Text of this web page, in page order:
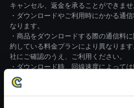
キャンセル、返金を承ることができませ
・ダウンロードやご利用時にかかる通
なります。
・商品をダウンロードする際の通信料
約している料金プランにより異なりま
社にご確認のうえ、ご利用ください。
・ダウンロード時、回線速度によって
がかかる場合がございます。
※ご購入いただいたファイルのダウン
が安定しているWifi環境でお試しくださ